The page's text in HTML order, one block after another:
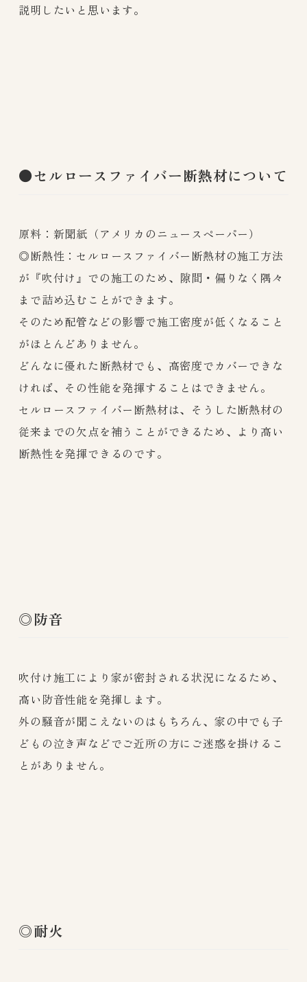
説明したいと思います。
●セルロースファイバー断熱材について
原料：新聞紙（アメリカのニュースペーパー）
◎断熱性：セルロースファイバー断熱材の施工方法
が『吹付け』での施工のため、隙間・偏りなく隅々
まで詰め込むことができます。
そのため配管などの影響で施工密度が低くなること
がほとんどありません。
どんなに優れた断熱材でも、高密度でカバーできな
ければ、その性能を発揮することはできません。
セルロースファイバー断熱材は、そうした断熱材の
従来までの欠点を補うことができるため、より高い
断熱性を発揮できるのです。
◎防音
吹付け施工により家が密封される状況になるため、
高い防音性能を発揮します。
外の騒音が聞こえないのはもちろん、家の中でも子
どもの泣き声などでご近所の方にご迷惑を掛けるこ
とがありません。
◎耐火